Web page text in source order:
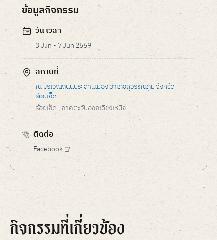
ข้อมูลกิจกรรม
วัน เวลา
3 Jun - 7 Jun 2569
สถานที่
ณ บริเวณถนนประสานเมือง อำเภอสุวรรณภูมิ จังหวัด
ร้อยเอ็ด
ร้อยเอ็ด , ภาคตะวันออกเฉียงเหนือ
ติดต่อ
Facebook
กิจกรรมที่เกี่ยวข้อง